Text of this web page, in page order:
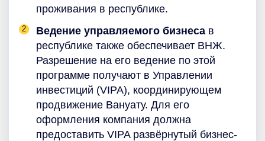
проживания в республике.
Ведение управляемого бизнеса в
республике также обеспечивает ВНЖ.
Разрешение на его ведение по этой
программе получают в Управлении
инвестиций (VIPA), координирующем
продвижение Вануату. Для его
оформления компания должна
предоставить VIPA развёрнутый бизнес-